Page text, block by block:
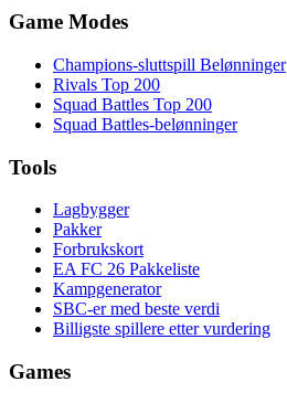
Game Modes
Champions-sluttspill Belønninger
Rivals Top 200
Squad Battles Top 200
Squad Battles-belønninger
Tools
Lagbygger
Pakker
Forbrukskort
EA FC 26 Pakkeliste
Kampgenerator
SBC-er med beste verdi
Billigste spillere etter vurdering
Games